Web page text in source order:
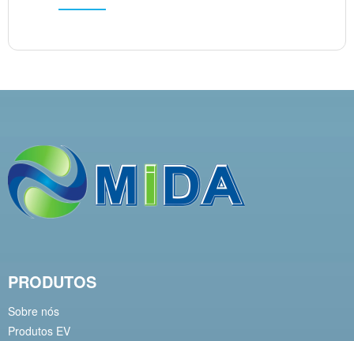
PRODUTOS
Sobre nós
Produtos EV